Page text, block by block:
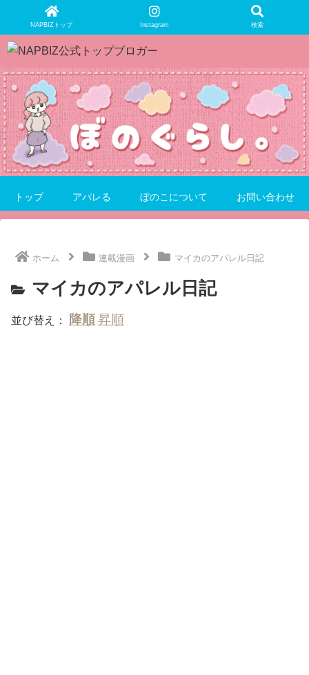
NAPBIZトップ Instagram 検索
トップ アパレる ぼのこについて お問い合わせ
ホーム 連載漫画 マイカのアパレル日記
マイカのアパレル日記
並び替え：